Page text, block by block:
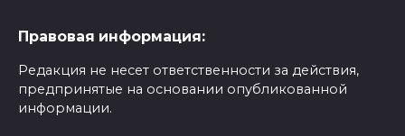
Правовая информация:
Редакция не несет ответственности за действия,
предпринятые на основании опубликованной
информации.